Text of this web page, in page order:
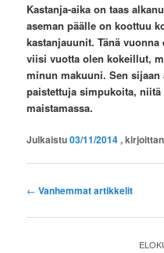
Kastanja-aikaon taas
aseman päälle on koottuu
kastanjauunit. Tänä
viisi vuotta olen kokeillut,
minun makuuni. Sen sijaan
paistettuja simpukoita,
maistamassa.
Julkaistu03/11/2014,
Artikkelien
← Vanhemmat artikkelit